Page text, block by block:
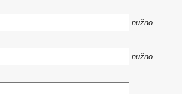
nužno
nužno